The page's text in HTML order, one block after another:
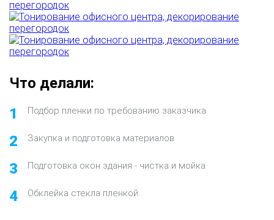
Что делали:
1
Подбор пленки по требованию заказчика
2 Закупка и подготовка материалов
3 Подготовка окон здания - чистка и мойка
4 Обклейка стекла пленкой.